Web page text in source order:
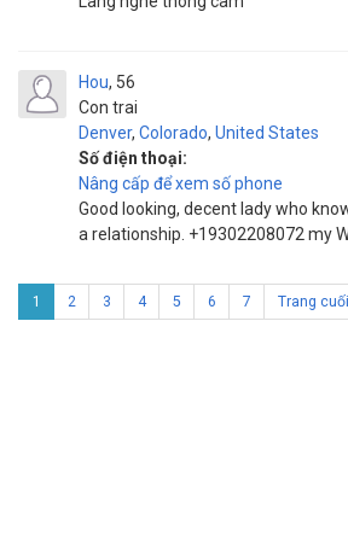
Hou
Con trai
56
Denver, Colorado, United States
Số điện thoại:
Nâng cấp để xem số phone
Good looking, decent lady who
a relationship. +19302208072 my
1 2 3 4 5 6 7 Trang cuối